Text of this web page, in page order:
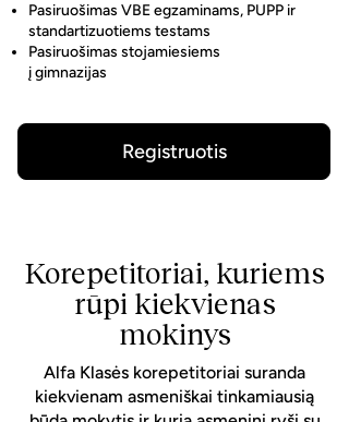
Pasiruošimas VBE egzaminams, PUPP ir
standartizuotiems testams
Pasiruošimas stojamiesiems
į gimnazijas
Registruotis
Korepetitoriai, kuriems
rūpi kiekvienas
mokinys
Alfa Klasės korepetitoriai suranda
kiekvienam asmeniškai tinkamiausią